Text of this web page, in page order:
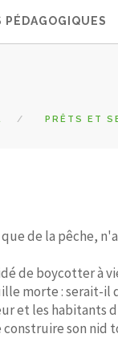
PÉDAGOGIQUES
PRÊTS ET
de la pêche,
de boycotter à
morte : serait-il
et les habitants
son